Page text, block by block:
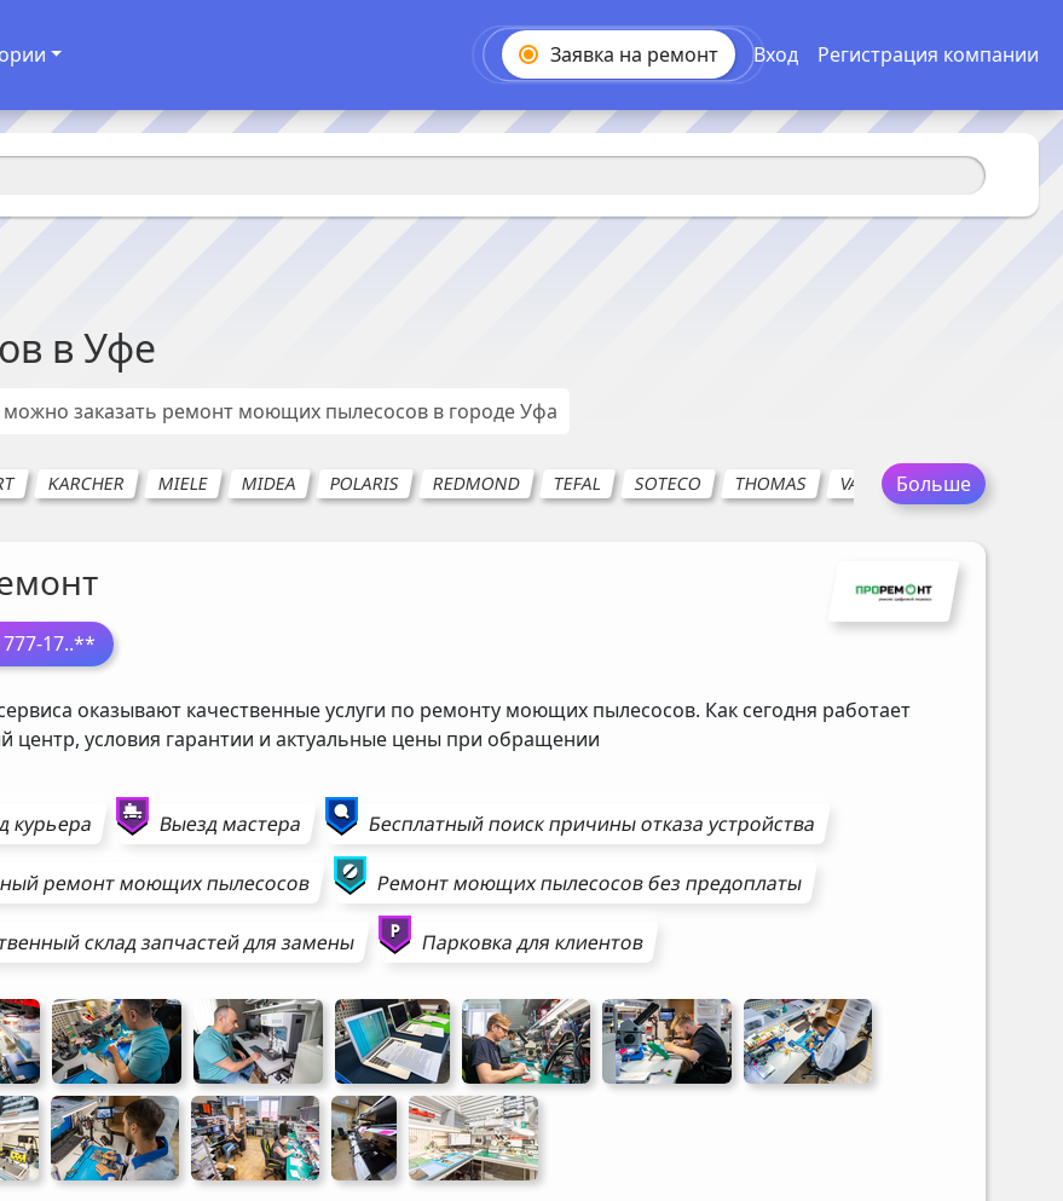
Заявка на ремонт Вход Регистрация компании
в Уфе
можно заказать ремонт моющих пылесосов в городеУфа
KARCHER MIELE MIDEA POLARIS REDMOND TEFAL SOTECO THOMAS VAX ZELMER
Больше
17..**
оказывают качественные услуги по ремонту моющих пылесосов. Как сегодня работает
центр, условия гарантии и актуальные цены при обращении
курьера Выезд мастера Бесплатный поиск причины отказа устройства
ремонтмоющих пылесосов Ремонтмоющих пылесосовбез предоплаты
склад запчастей для замены Парковка для клиентов